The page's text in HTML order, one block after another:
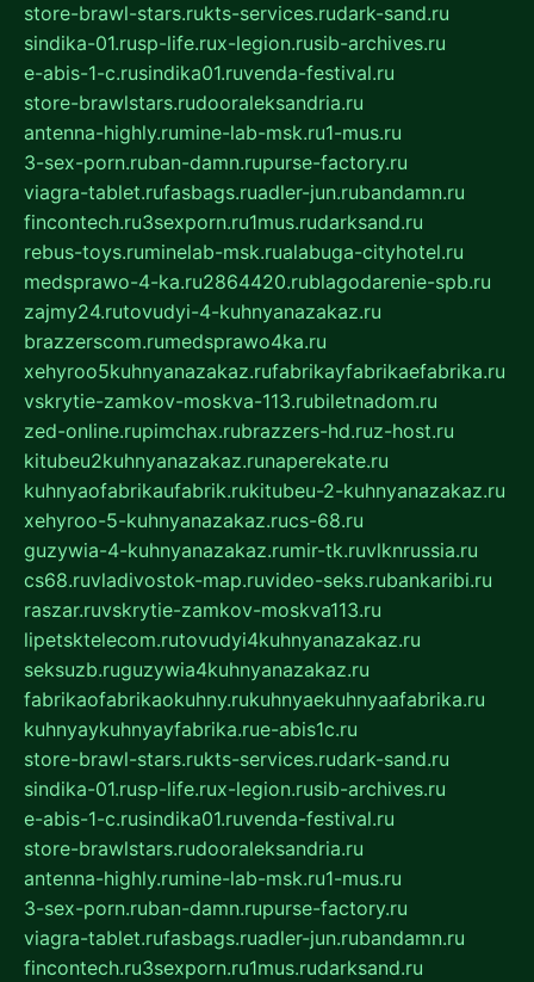
store-brawl-stars.rukts-services.rudark-sand.ru
sindika-01.rusp-life.rux-legion.rusib-archives.ru
e-abis-1-c.rusindika01.ruvenda-festival.ru
store-brawlstars.rudooraleksandria.ru
antenna-highly.rumine-lab-msk.ru1-mus.ru
3-sex-porn.ruban-damn.rupurse-factory.ru
viagra-tablet.rufasbags.ruadler-jun.rubandamn.ru
fincontech.ru3sexporn.ru1mus.rudarksand.ru
rebus-toys.ruminelab-msk.rualabuga-cityhotel.ru
medsprawo-4-ka.ru2864420.rublagodarenie-spb.ru
zajmy24.rutovudyi-4-kuhnyanazakaz.ru
brazzerscom.rumedsprawo4ka.ru
xehyroo5kuhnyanazakaz.rufabrikayfabrikaefabrika.ru
vskrytie-zamkov-moskva-113.rubiletnadom.ru
zed-online.rupimchax.rubrazzers-hd.ruz-host.ru
kitubeu2kuhnyanazakaz.runaperekate.ru
kuhnyaofabrikaufabrik.rukitubeu-2-kuhnyanazakaz.ru
xehyroo-5-kuhnyanazakaz.rucs-68.ru
guzywia-4-kuhnyanazakaz.rumir-tk.ruvlknrussia.ru
cs68.ruvladivostok-map.ruvideo-seks.rubankaribi.ru
raszar.ruvskrytie-zamkov-moskva113.ru
lipetsktelecom.rutovudyi4kuhnyanazakaz.ru
seksuzb.ruguzywia4kuhnyanazakaz.ru
fabrikaofabrikaokuhny.rukuhnyaekuhnyaafabrika.ru
kuhnyaykuhnyayfabrika.rue-abis1c.ru
store-brawl-stars.rukts-services.rudark-sand.ru
sindika-01.rusp-life.rux-legion.rusib-archives.ru
e-abis-1-c.rusindika01.ruvenda-festival.ru
store-brawlstars.rudooraleksandria.ru
antenna-highly.rumine-lab-msk.ru1-mus.ru
3-sex-porn.ruban-damn.rupurse-factory.ru
viagra-tablet.rufasbags.ruadler-jun.rubandamn.ru
fincontech.ru3sexporn.ru1mus.rudarksand.ru